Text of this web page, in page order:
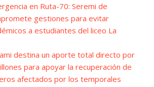
en Ruta-70: Seremi de
gestiones para evitar
a estudiantes del liceo La
destina un aporte total directo por
para apoyar la recuperación de
afectados por los temporales